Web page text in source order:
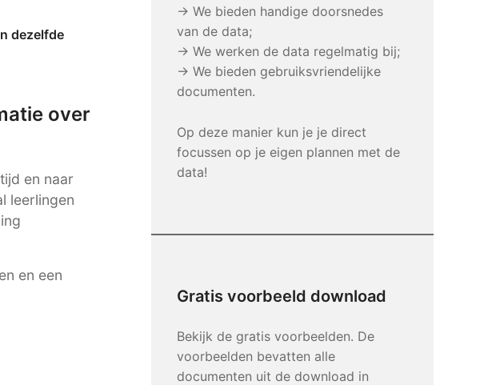
dezelfde
over
en naar
leerlingen
en een
→ We bieden handige doorsnedes
van de data;
→ We werken de data regelmatig bij;
→ We bieden gebruiksvriendelijke
documenten.
Op deze manier kun je je direct
focussen op je eigen plannen met de
data!
Gratis voorbeeld download
Bekijk de gratis voorbeelden. De
voorbeelden bevatten alle
documenten uit de download in